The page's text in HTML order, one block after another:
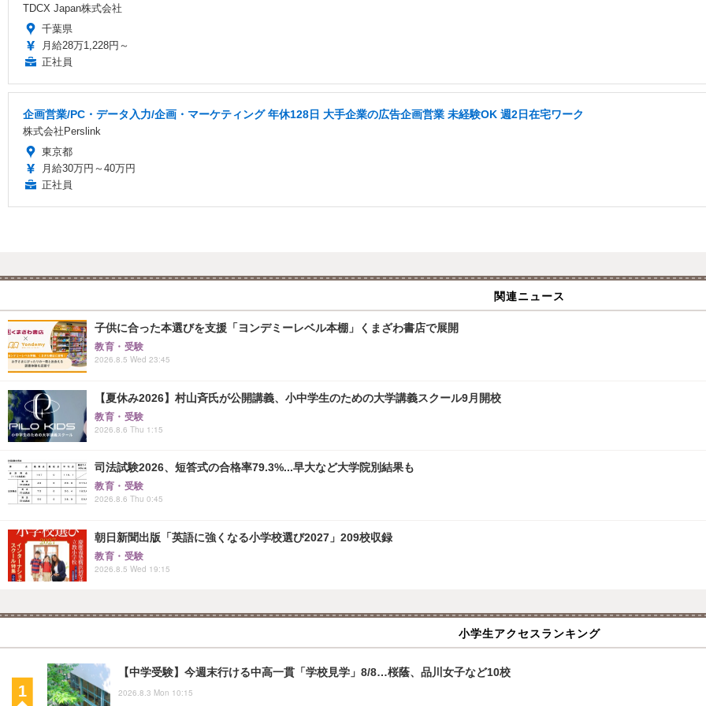
TDCX Japan株式会社
千葉県
月給28万1,228円～
正社員
企画営業/PC・データ入力/企画・マーケティング 年休128日 大手企業の広告企画営業 未経験OK 週2日在宅ワーク
株式会社Perslink
東京都
月給30万円～40万円
正社員
関連ニュース
子供に合った本選びを支援「ヨンデミーレベル本棚」くまざわ書店で展開
教育・受験
2026.8.5 Wed 23:45
【夏休み2026】村山斉氏が公開講義、小中学生のための大学講義スクール9月開校
教育・受験
2026.8.6 Thu 1:15
司法試験2026、短答式の合格率79.3%...早大など大学院別結果も
教育・受験
2026.8.6 Thu 0:45
朝日新聞出版「英語に強くなる小学校選び2027」209校収録
教育・受験
2026.8.5 Wed 19:15
小学生アクセスランキング
【中学受験】今週末行ける中高一貫「学校見学」8/8…桜蔭、品川女子など10校
2026.8.3 Mon 10:15